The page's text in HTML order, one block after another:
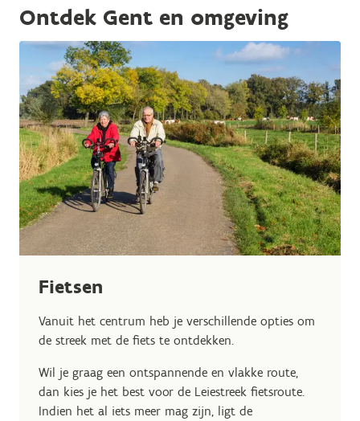
Ontdek Gent en omgeving
Fietsen
Vanuit het centrum heb je verschillende opties om
de streek met de fiets te ontdekken.
Wil je graag een ontspannende en vlakke route,
dan kies je het best voor de Leiestreek fietsroute.
Indien het al iets meer mag zijn, ligt de